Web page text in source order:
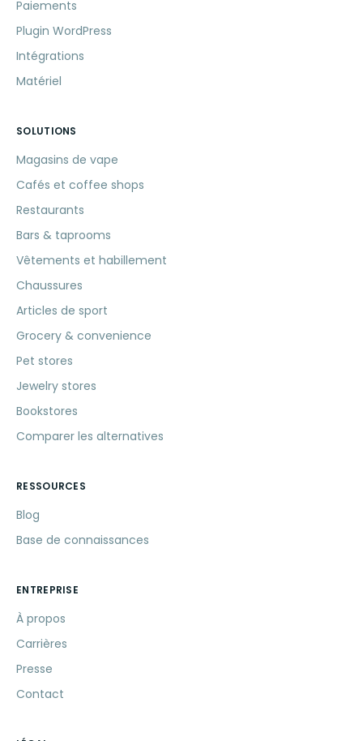
Paiements
Plugin WordPress
Intégrations
Matériel
SOLUTIONS
Magasins de vape
Cafés et coffee shops
Restaurants
Bars & taprooms
Vêtements et habillement
Chaussures
Articles de sport
Grocery & convenience
Pet stores
Jewelry stores
Bookstores
Comparer les alternatives
RESSOURCES
Blog
Base de connaissances
ENTREPRISE
À propos
Carrières
Presse
Contact